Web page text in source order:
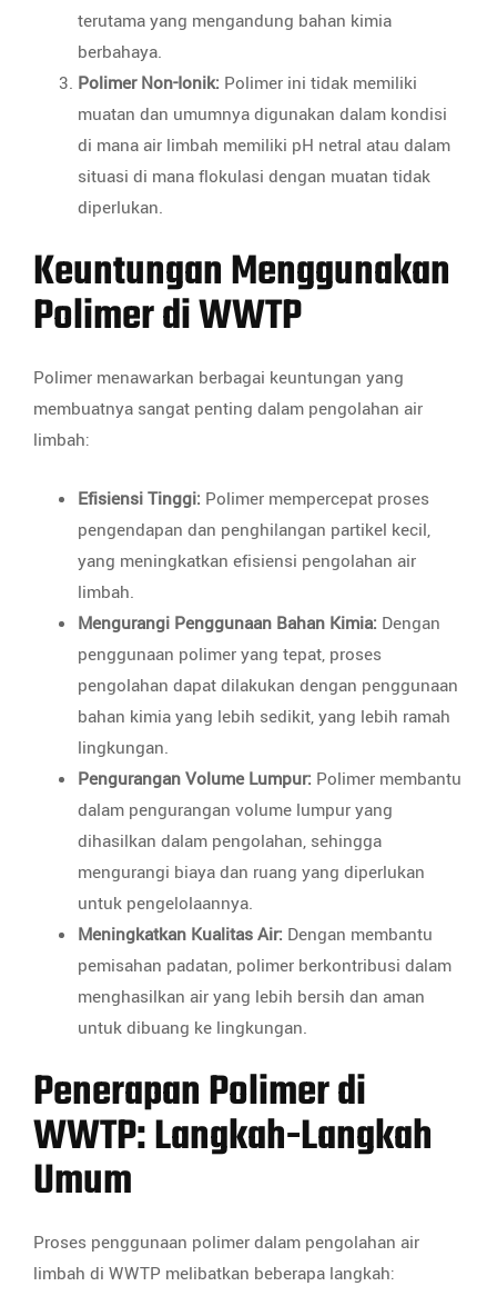
terutama yang mengandung bahan kimia
berbahaya.
Polimer Non-Ionik: Polimer ini tidak memiliki
muatan dan umumnya digunakan dalam kondisi
di mana air limbah memiliki pH netral atau dalam
situasi di mana flokulasi dengan muatan tidak
diperlukan.
Keuntungan Menggunakan
Polimer di WWTP
Polimer menawarkan berbagai keuntungan yang
membuatnya sangat penting dalam pengolahan air
limbah:
Efisiensi Tinggi: Polimer mempercepat proses
pengendapan dan penghilangan partikel kecil,
yang meningkatkan efisiensi pengolahan air
limbah.
Mengurangi Penggunaan Bahan Kimia: Dengan
penggunaan polimer yang tepat, proses
pengolahan dapat dilakukan dengan penggunaan
bahan kimia yang lebih sedikit, yang lebih ramah
lingkungan.
Pengurangan Volume Lumpur: Polimer membantu
dalam pengurangan volume lumpur yang
dihasilkan dalam pengolahan, sehingga
mengurangi biaya dan ruang yang diperlukan
untuk pengelolaannya.
Meningkatkan Kualitas Air: Dengan membantu
pemisahan padatan, polimer berkontribusi dalam
menghasilkan air yang lebih bersih dan aman
untuk dibuang ke lingkungan.
Penerapan Polimer di
WWTP: Langkah-Langkah
Umum
Proses penggunaan polimer dalam pengolahan air
limbah di WWTP melibatkan beberapa langkah: